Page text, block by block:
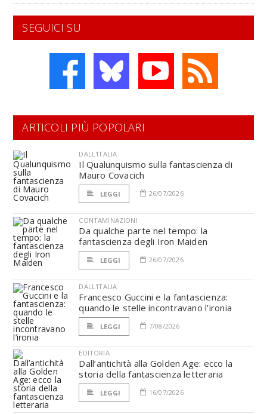
SEGUICI SU
ARTICOLI PIÙ POPOLARI
DALL'ITALIA
Il Qualunquismo sulla fantascienza di
Mauro Covacich
LEGGI 26/07/2026
CONTAMINAZIONI
Da qualche parte nel tempo: la
fantascienza degli Iron Maiden
LEGGI 26/07/2026
DALL'ITALIA
Francesco Guccini e la fantascienza:
quando le stelle incontravano l’ironia
LEGGI 7/08/2026
EDITORIA
Dall’antichità alla Golden Age: ecco la
storia della fantascienza letteraria
LEGGI 16/07/2026